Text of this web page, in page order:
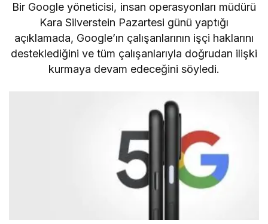
Bir Google yöneticisi, insan operasyonları müdürü
Kara Silverstein Pazartesi günü yaptığı
açıklamada, Google’ın çalışanlarının işçi haklarını
desteklediğini ve tüm çalışanlarıyla doğrudan ilişki
kurmaya devam edeceğini söyledi.